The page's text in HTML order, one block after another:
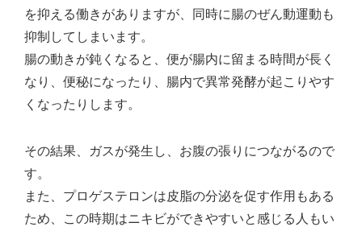
を抑える働きがありますが、同時に腸のぜん動運動も
抑制してしまいます。
腸の動きが鈍くなると、便が腸内に留まる時間が長く
なり、便秘になったり、腸内で異常発酵が起こりやす
くなったりします。
その結果、ガスが発生し、お腹の張りにつながるので
す。
また、プロゲステロンは皮脂の分泌を促す作用もある
ため、この時期はニキビができやすいと感じる人もい